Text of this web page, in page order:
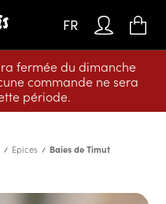
fermée du dimanche
commande ne sera
période.
FR
Epices Baies de Timut